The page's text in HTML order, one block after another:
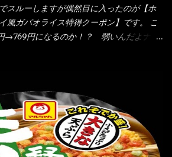
だと太くて熱加えるとダラーっとなるん
ート麺とモヤシが良いバランスで・・・
って・・・映える...
グラタンを頂きましたが、まずまずの美
ースプーンの。すくい上げ力の良さを再
スルーしますが偶然目に入ったのが【ホ
風ガパオライス特得クーポン】です。 こ
→769円になるのか！？ 弱いんだよナァ
同じ味のファミレスには行きません。 最
試しに行ったぐらいです。（肉が喰いた
ミレスは合理化が進み、店員さんもフロ
ないんだよねぇ～ それに注文はタッチパ
20年位前は、フロア担当だけでも5人は